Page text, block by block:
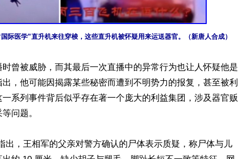
际医学”直升机来往穿梭，这些直升机被怀疑用来运送器官。（新唐人合成）
曾被威胁，而其最后一次直播中的异常行为也让人怀疑他是
，他可能因揭露某些秘密而遭到不明势力的报复，甚至被利
系列事件背后似乎存在著一个庞大的利益集团，涉及器官贩
问题。
出，王相军的父亲对警方确认的尸体表示质疑，称尸体与儿